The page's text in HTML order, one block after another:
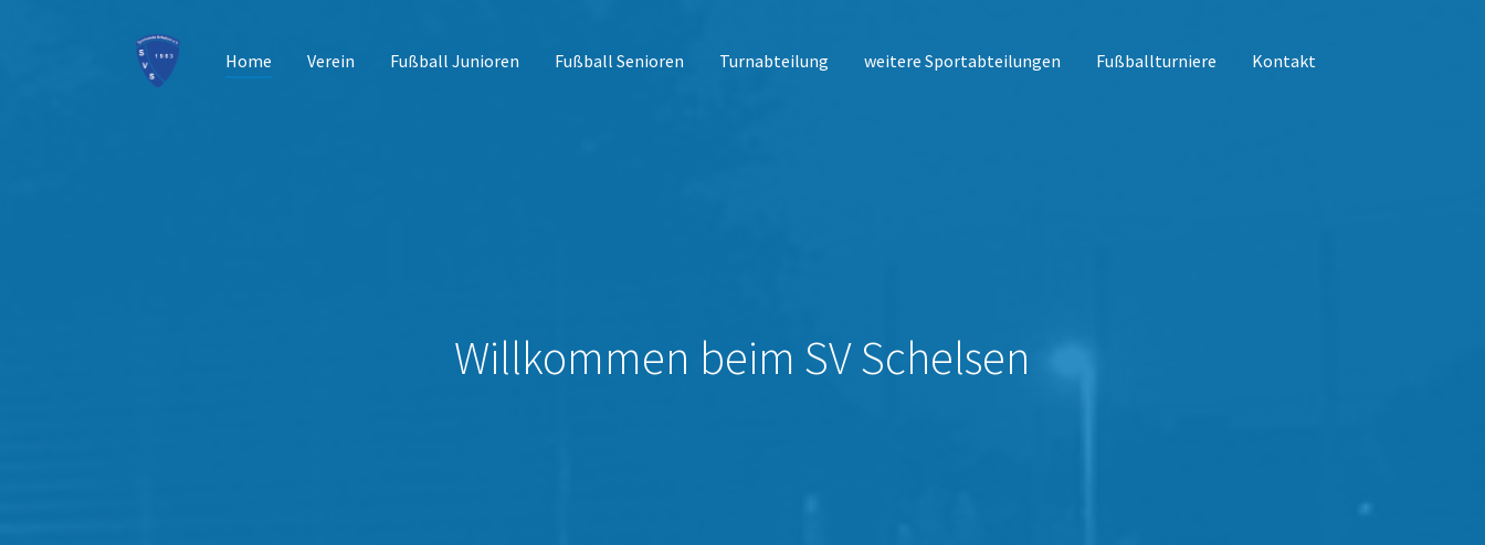
Home(current)
Verein Fußball Junioren Fußball Senioren Turnabteilung weitere Sportabteilungen Fußballturniere Kontakt
Willkommen beim SV Schelsen